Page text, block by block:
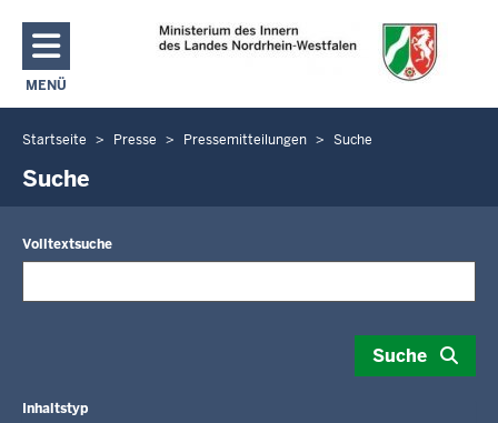
Direkt zum Inhalt
MENÜ
NAVIGATION AKTIVIEREN/DEAKTIVIEREN: MAIN MENU
Sie
befinden
Startseite Presse Pressemitteilungen Suche
Suche
Volltextsuche
Suche
Inhaltstyp